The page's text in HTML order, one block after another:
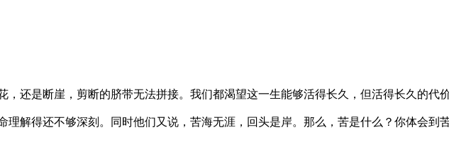
还是断崖，剪断的脐带无法拼接。我们都渴望这一生能够活得长久，但活得长久的代
解得还不够深刻。同时他们又说，苦海无涯，回头是岸。那么，苦是什么？你体会到